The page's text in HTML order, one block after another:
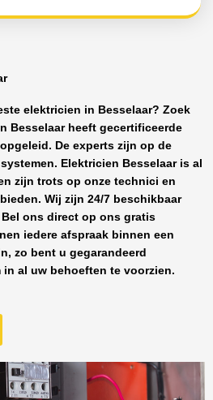
elektricien in Besselaar? Zoek
Besselaarheeft gecertificeerde
De experts zijn op de
Elektricien Besselaaris al
zijn trots op onze technici en
Wij zijn 24/7 beschikbaar
ons direct op ons gratis
iedere afspraak binnen een
zo bent u gegarandeerd
al uw behoeften te voorzien.